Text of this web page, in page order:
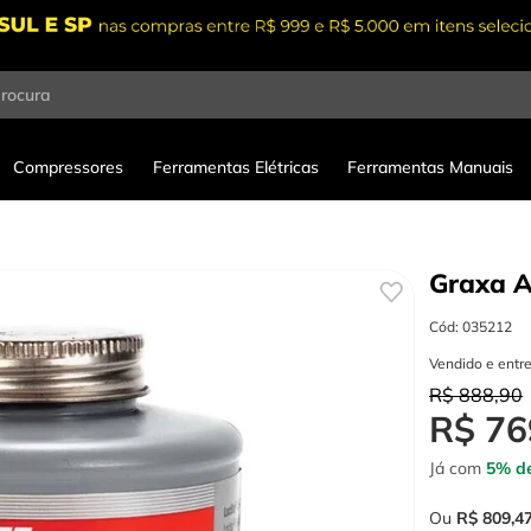
Compressores Ferramentas Elétricas Ferramentas Manuais
Graxa
Cód: 035212
Vendido e
R$ 888,90
R$
Já com 5%
Ou R$ 809,